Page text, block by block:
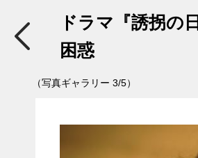
ドラマ『誘拐の
困惑
（写真ギャラリー 3/5）